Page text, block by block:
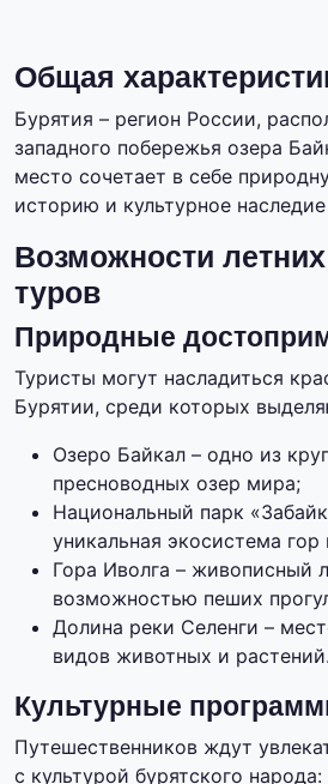
Общая
Бурятия – регион России,
западного побережья озера
место сочетает в себе
историю и культурное
Возможности
туров
Природные
Туристы могут насладиться
Бурятии, среди которых
Озеро Байкал – одно из
пресноводных озер мира;
Национальный парк
уникальная экосистема гор
Гора Иволга – живописный
возможностью пеших
Долина реки Селенги –
видов животных и растений.
Культурные
Путешественников ждут
с культурой бурятского народа: